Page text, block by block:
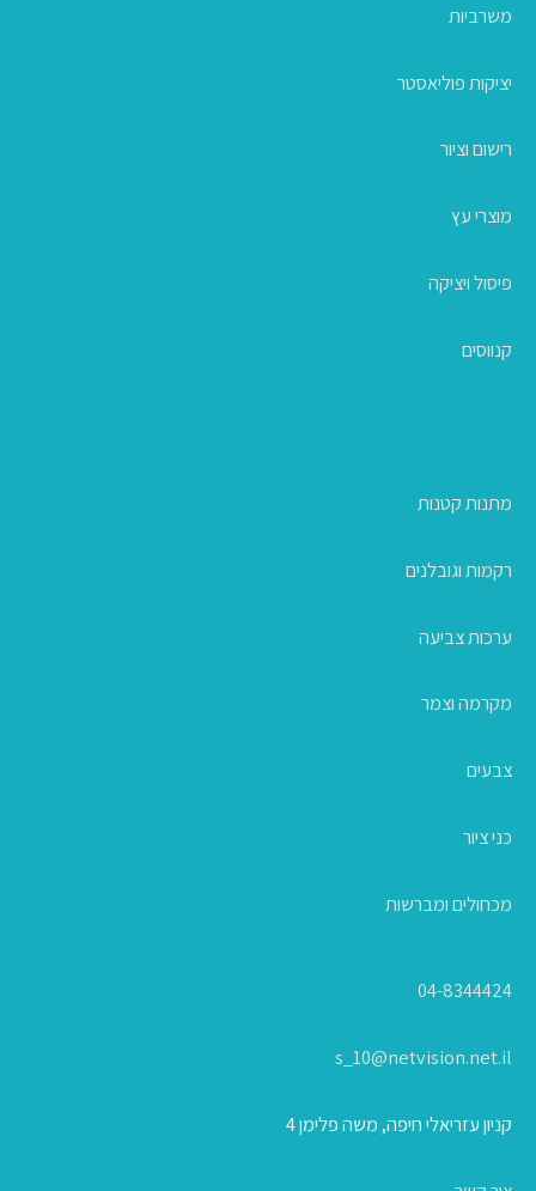
משרביות
יציקות פוליאסטר
רישום וציור
מוצרי עץ
פיסול ויציקה
קנווסים
מתנות קטנות
רקמות וגובלנים
ערכות צביעה
מקרמה וצמר
צבעים
כני ציור
מכחולים ומברשות
04-8344424
s_10@netvision.net.il
קניון עזריאלי חיפה, משה פלימן 4